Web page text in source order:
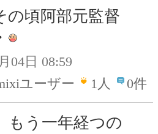
の頃阿部元監督
04日 08:59
ユーザー
1人 0件
もう一年経つの